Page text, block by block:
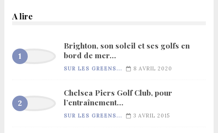
A lire
Brighton, son soleil et ses golfs en
bord de mer…
SUR LES GREENS... 8 AVRIL 2020
Chelsea Piers Golf Club, pour
l’entraînement…
SUR LES GREENS... 3 AVRIL 2015